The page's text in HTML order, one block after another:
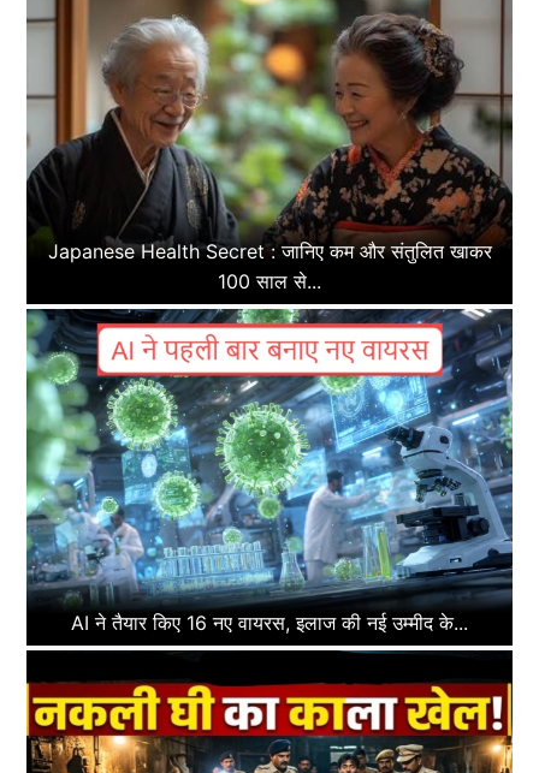
Japanese Health Secret : जानिए कम और संतुलित खाकर
100 साल से...
AI ने तैयार किए 16 नए वायरस, इलाज की नई उम्मीद के...